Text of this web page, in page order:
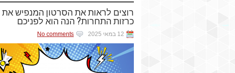
רוצים לראות את הסרטון המנפיש את
כרזות התחרות? הנה הוא לפניכם
12 במאי 2025 No comments